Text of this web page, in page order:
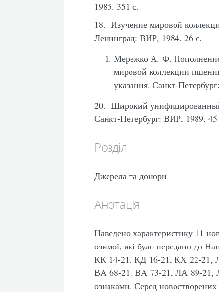
1985. 351 с.
18. Изучение мировой
Ленинград: ВИР, 1984. 26 с.
Мережко А. Ф.
мировой коллекции
указания. Санкт-
20. Широкий
Санкт-Петербург: ВИР, 1989. 45
Розділ
Джерела та донори
Анотація
Наведено характеристику 11
озимої, які було передано до
КК 14-21, КД 16-21, КХ 22-21,
ВA 68-21, ВA 73-21, ЛА 89-21,
ознаками. Серед новостворених